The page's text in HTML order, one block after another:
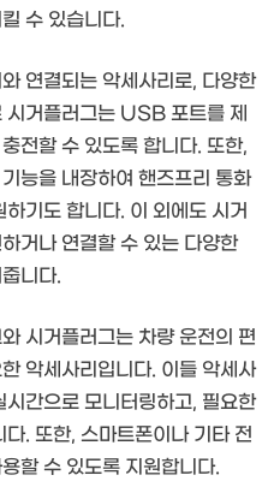
수 있습니다.
연결되는 악세사리로, 다양한
거플러그는 USB 포트를 제
전할 수 있도록 합니다. 또한,
능을 내장하여 핸즈프리 통화
기도 합니다. 이 외에도 시거
거나 연결할 수 있는 다양한
니다.
시거플러그는 차량 운전의 편
악세사리입니다. 이들 악세사
간으로 모니터링하고, 필요한
. 또한, 스마트폰이나 기타 전
할 수 있도록 지원합니다.